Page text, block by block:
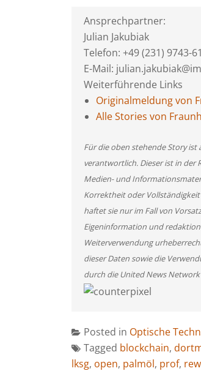
Ansprechpartner:
Julian Jakubiak
Telefon: +49 (231) 9743-
E-Mail:
Weiterführende Links
Originalmeldung von
Alle Stories von
Für die oben stehende Story ist
verantwortlich. Dieser ist in der
Medien- und
Korrektheit oder
haftet sie nur im Fall von
Eigeninformation und
Weiterverwendung
dieser Daten sowie die
durch die United News
Posted in Optische
Tagged blockchain,
lksg, open, palmöl, prof,